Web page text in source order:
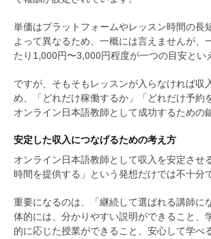
単価はプラットフォームやレッスン時間の長
よって異なるため、一概には言えませんが、
たり1,000円〜3,000円程度が一つの目安とい
ですが、そもそもレッスンが入らなければ収
め、「どれだけ稼働するか」「どれだけ予約
オンライン日本語教師として成功するための
安定した収入につなげるための考え方
オンライン日本語教師として収入を安定させ
時間を提供する」という発想だけでは不十分
重要になるのは、「継続して選ばれる講師に
体的には、分かりやすい説明ができること、
的に応じた授業ができること、安心して学べ